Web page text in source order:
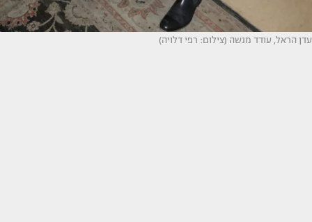
עדן הראל, עודד מנשה (צילום: רפי דלויה)